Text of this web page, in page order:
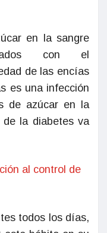
en la sangre
con el
de las encías
es una infección
de azúcar en la
la diabetes va
al control de
todos los días,